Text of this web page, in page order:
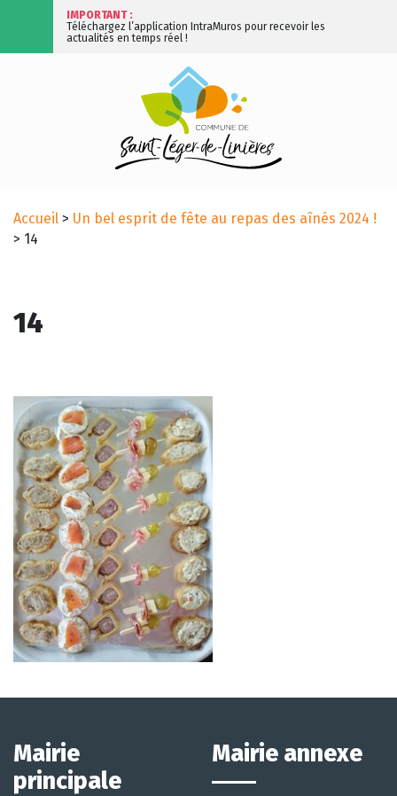
IMPORTANT :
Téléchargez l’application IntraMuros pour recevoir les
actualités en temps réel !
Accueil > Un bel esprit de fête au repas des aînés 2024 !
> 14
14
Mairie
principale
Mairie annexe